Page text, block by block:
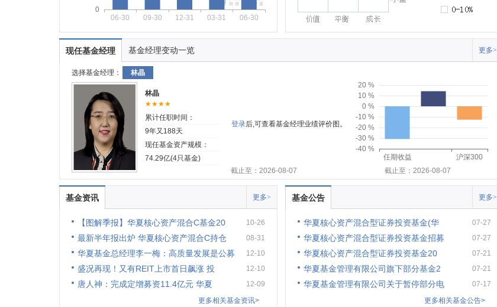
0
06-30 09-30 12-31 03-31 06-30
现任基金经理 基金经理变动一览 更多>
选择基金经理： 林晶
林晶
★★★★
累计任职时间：
9年又188天
现任基金资产规模：
74.29亿(4只基金)
登录后,可查看基金经理业绩评价图。
-40 %
-30 %
-20 %
-10 %
0 %
10 %
20 %
任期收益
沪深300
截止至：2026-08-07
截止至：2026-08-07
基金资讯 更多>
【图解季报】华夏核心资产混合C基金20 10-26
最新半年报出炉 华夏核心资产混合C持仓 08-31
华夏基金总经理李一梅：高质量发展是公募 12-10
盛况再现！又有REIT上市首日飙涨 投 12-10
唐人神：完成定增募资11.4亿元 华夏
12-09
更多相关基金资讯>
基金公告 更多>
华夏核心资产混合型证券投资基金(华 07-27
华夏核心资产混合型证券投资基金招募 07-27
华夏核心资产混合型证券投资基金20 07-21
华夏基金管理有限公司旗下部分基金2 07-21
华夏基金管理有限公司关于暂停部分电
07-17
更多相关基金公告>